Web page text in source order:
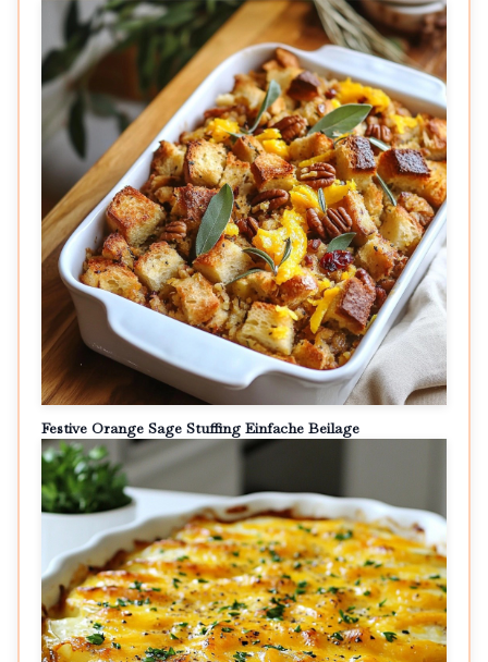
Festive Orange Sage Stuffing Einfache Beilage